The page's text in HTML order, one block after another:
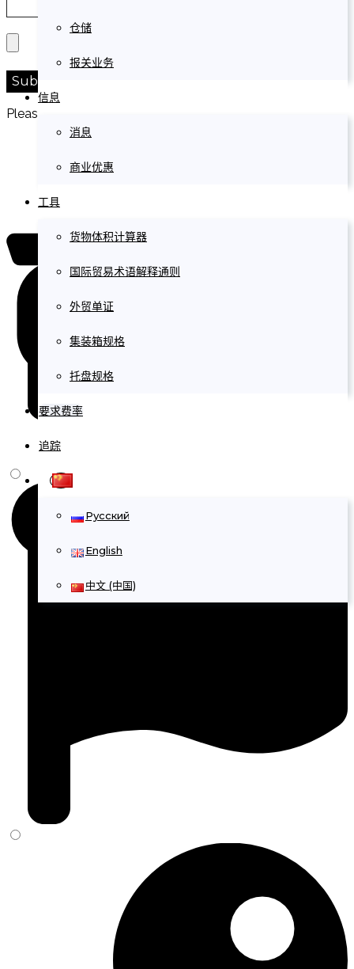
仓储
报关业务
信息
消息
商业优惠
工具
货物体积计算器
国际贸易术语解释通则
外贸单证
集装箱规格
托盘规格
要求费率
追踪
Русский
English
中文 (中国)
Please prove you are human by selecting the